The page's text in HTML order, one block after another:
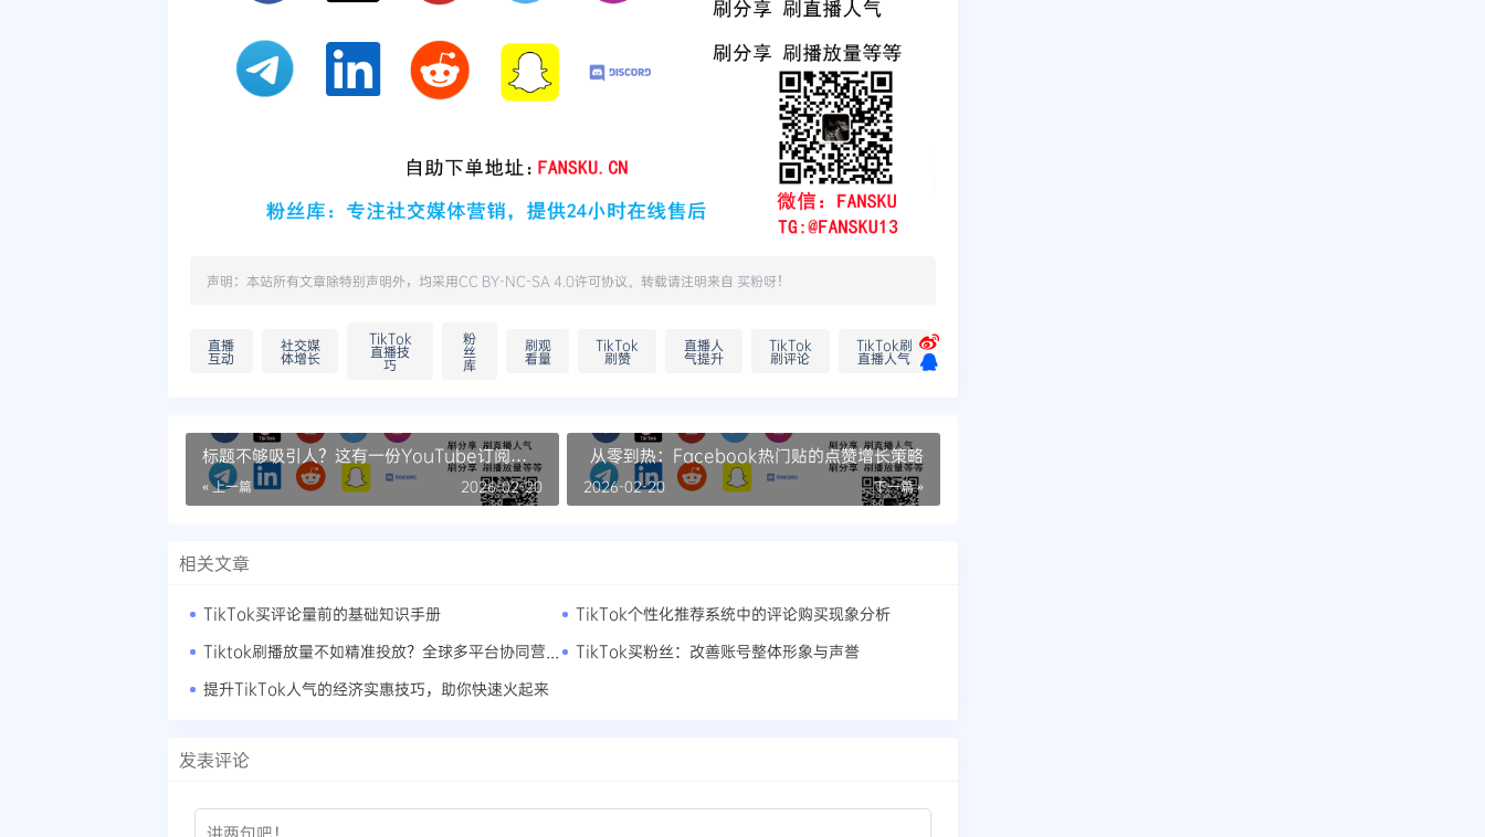
声明：本站所有文章除特别声明外，均采用CC BY-NC-SA 4.0许可协议。转载请注明来自 买粉呀！
直播
互动
社交媒
体增长
TikTok
直播技
巧
粉
丝
库
刷观
看量
TikTok
刷赞
直播人
气提升
TikTok
刷评论
TikTok刷
直播人气
标题不够吸引人？这有一份YouTube订阅量
增长的标题模板
« 上一篇 2026-02-20
从零到热：Facebook热门贴的点赞增长策略
下一篇 »
2026-02-20
相关文章
TikTok买评论量前的基础知识手册 TikTok个性化推荐系统中的评论购买现象分析
TikTok买粉丝：改善账号整体形象与声誉
提升TikTok人气的经济实惠技巧，助你快速火起来
发表评论